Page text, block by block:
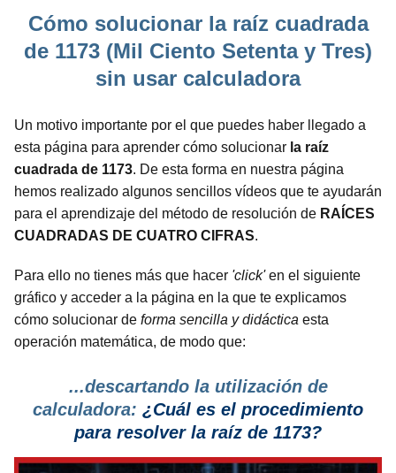
Cómo solucionar la raíz cuadrada
de 1173 (Mil Ciento Setenta y Tres)
sin usar calculadora
Un motivo importante por el que puedes haber llegado a
esta página para aprender cómo solucionar la raíz
cuadrada de 1173. De esta forma en nuestra página
hemos realizado algunos sencillos vídeos que te ayudarán
para el aprendizaje del método de resolución de RAÍCES
CUADRADAS DE CUATRO CIFRAS.
Para ello no tienes más que hacer 'click'en el siguiente
gráfico y acceder a la página en la que te explicamos
cómo solucionar de forma sencilla y didáctica esta
operación matemática, de modo que:
...descartando la utilización de
calculadora: ¿Cuál es el procedimiento
para resolver la raíz de 1173?